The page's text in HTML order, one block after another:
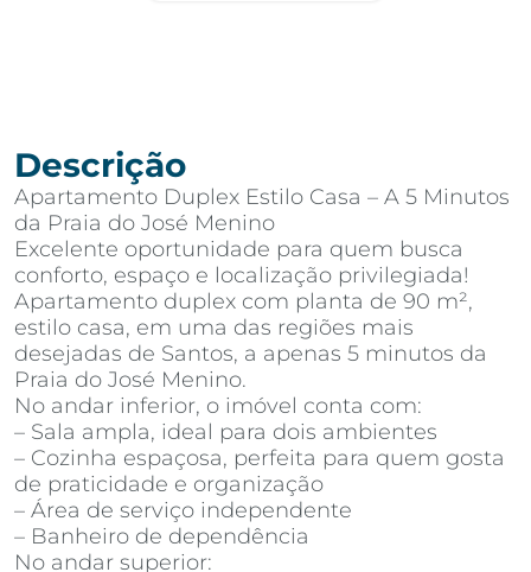
Descrição
Apartamento Duplex Estilo Casa – A 5 Minutos
da Praia do José Menino
Excelente oportunidade para quem busca
conforto, espaço e localização privilegiada!
Apartamento duplex com planta de 90 m²,
estilo casa, em uma das regiões mais
desejadas de Santos, a apenas 5 minutos da
Praia do José Menino.
No andar inferior, o imóvel conta com:
– Sala ampla, ideal para dois ambientes
– Cozinha espaçosa, perfeita para quem gosta
de praticidade e organização
– Área de serviço independente
– Banheiro de dependência
No andar superior: